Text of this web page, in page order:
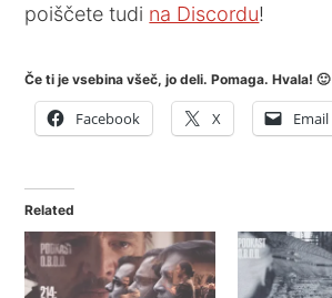
poiščete tudi na Discordu!
Če ti je vsebina všeč, jo deli. Pomaga. Hvala! 🙂
Facebook X Email
Related